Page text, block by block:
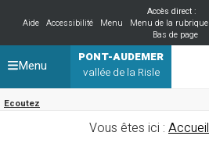
Accès direct :
Aide
Accessibilité Menu Menu de la rubrique
Bas de page
PONT-AUDEMER
vallée de la Risle
Ecoutez
Menu
Vous êtes ici : Accueil